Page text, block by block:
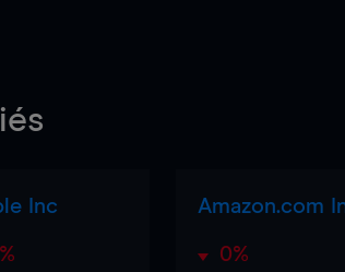
Inc Amazon.com
0%